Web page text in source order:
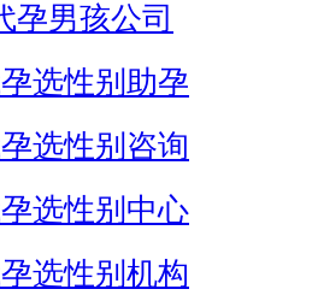
孕男孩公司
选性别助孕
选性别咨询
选性别中心
选性别机构